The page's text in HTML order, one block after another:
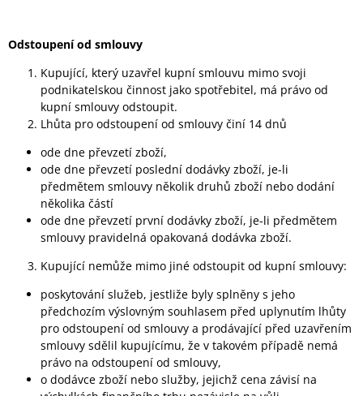
Odstoupení od smlouvy
Kupující, který uzavřel kupní smlouvu mimo svoji
podnikatelskou činnost jako spotřebitel, má právo od
kupní smlouvy odstoupit.
Lhůta pro odstoupení od smlouvy činí 14 dnů
ode dne převzetí zboží,
ode dne převzetí poslední dodávky zboží, je-li
předmětem smlouvy několik druhů zboží nebo dodání
několika částí
ode dne převzetí první dodávky zboží, je-li předmětem
smlouvy pravidelná opakovaná dodávka zboží.
Kupující nemůže mimo jiné odstoupit od kupní smlouvy:
poskytování služeb, jestliže byly splněny s jeho
předchozím výslovným souhlasem před uplynutím lhůty
pro odstoupení od smlouvy a prodávající před uzavřením
smlouvy sdělil kupujícímu, že v takovém případě nemá
právo na odstoupení od smlouvy,
o dodávce zboží nebo služby, jejichž cena závisí na